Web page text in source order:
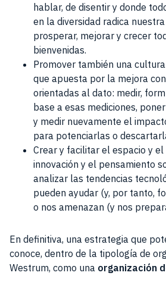
hablar, de disentir y donde
en la diversidad radica
prosperar, mejorar y crecer
bienvenidas.
Promover también una
que apuesta por la mejora
orientadas al dato: medir,
base a esas mediciones,
y medir nuevamente el
para potenciarlas o
Crear y facilitar el espacio y
innovación y el pensamiento
analizar las tendencias
pueden ayudar (y, por tanto,
o nos amenazan (y nos
En definitiva, una estrategia que
conoce, dentro de la tipología de
Westrum, como una organización